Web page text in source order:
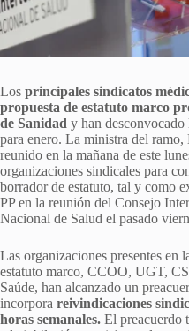
Los principales sindicatos
propuesta de estatuto marco
de Sanidad y han
para enero. La ministra del
reunido en la mañana de este
organizaciones sindicales para
borrador de estatuto, tal y como
PP en la reunión del Consejo
Nacional de Salud el pasado
Las organizaciones presentes en
estatuto marco, CCOO, UGT,
Saúde, han alcanzado un
incorpora reivindicaciones
horas semanales. El preacuerdo